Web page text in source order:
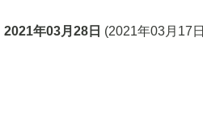
2021年03月28日 (2021年03月17日